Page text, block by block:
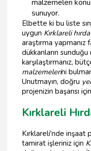
malzemeleri
sunuyor.
Elbette ki bu liste
uygun Kırklareli
araştırma yapmanız
dükkanların sunduğu
karşılaştırmanız,
malzemelerini
Unutmayın, doğru
projenizin başarısı
Kırklareli
Kırklareli'nde inşaat
tamirat işleriniz için